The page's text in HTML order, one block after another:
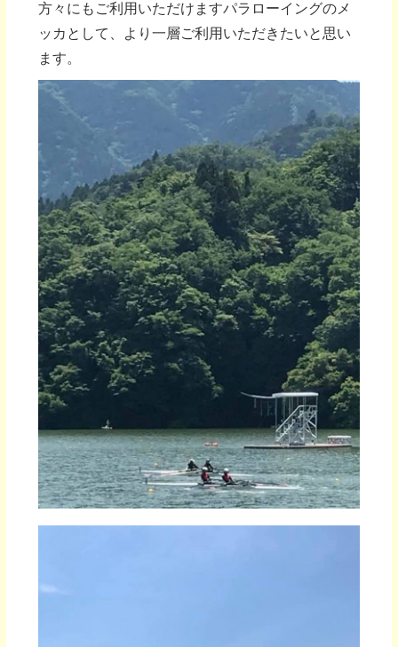
方々にもご利用いただけますパラローイングのメ
ッカとして、より一層ご利用いただきたいと思い
ます。